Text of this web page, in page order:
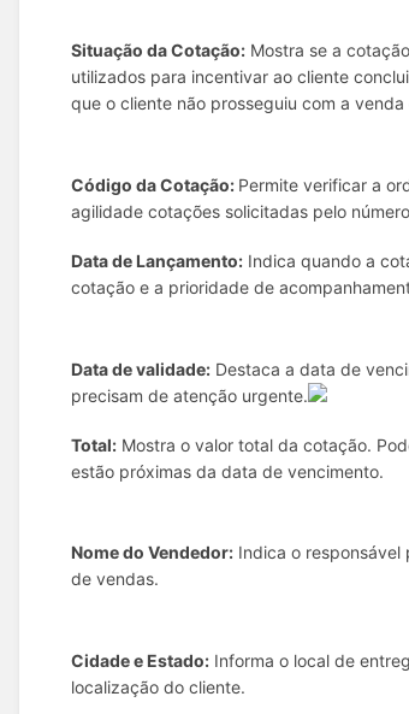
Situação da Cotação: Mostra se a
utilizados para incentivar ao cliente
que o cliente não prosseguiu com a
Código da Cotação: Permite verificar a
agilidade cotações solicitadas pelo
Data de Lançamento: Indica quando a
cotação e a prioridade de
Data de validade: Destaca a data de
precisam de atenção urgente.
Total: Mostra o valor total da cotação.
estão próximas da data de vencimento.
Nome do Vendedor: Indica o responsável
de vendas.
Cidade e Estado: Informa o local de
localização do cliente.